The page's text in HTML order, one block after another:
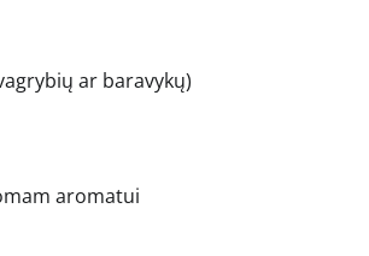
ar baravykų)
aromatui